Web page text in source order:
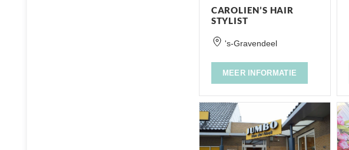
CAROLIEN’S HAIR
STYLIST
's-Gravendeel
MEER INFORMATIE